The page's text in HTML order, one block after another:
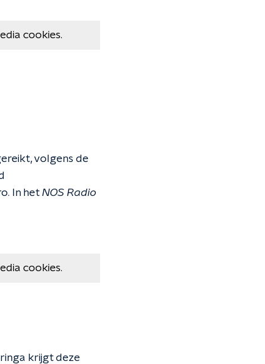
cookies.
volgens de
In het NOS Radio
cookies.
krijgt deze